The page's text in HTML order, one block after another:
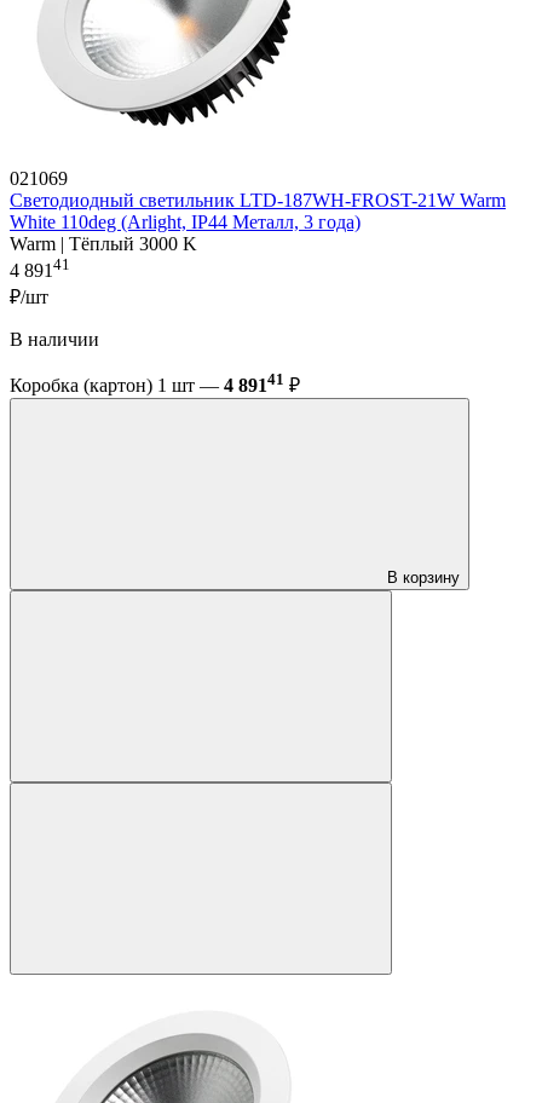
021069
Светодиодный светильник LTD-187WH-FROST-21W Warm
White 110deg (Arlight, IP44 Металл, 3 года)
Warm | Тёплый 3000 K
4 89141
₽/шт
В наличии
Коробка (картон) 1 шт — 4 89141 ₽
В корзину